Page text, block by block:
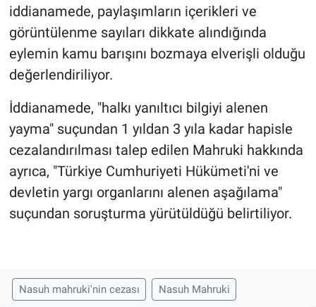
iddianamede, paylaşımların içerikleri ve
görüntülenme sayıları dikkate alındığında
eylemin kamu barışını bozmaya elverişli olduğu
değerlendiriliyor.
İddianamede, "halkı yanıltıcı bilgiyi alenen
yayma" suçundan 1 yıldan 3 yıla kadar hapisle
cezalandırılması talep edilen Mahruki hakkında
ayrıca, "Türkiye Cumhuriyeti Hükümeti'ni ve
devletin yargı organlarını alenen aşağılama"
suçundan soruşturma yürütüldüğü belirtiliyor.
Nasuh mahruki'nin cezası Nasuh Mahruki